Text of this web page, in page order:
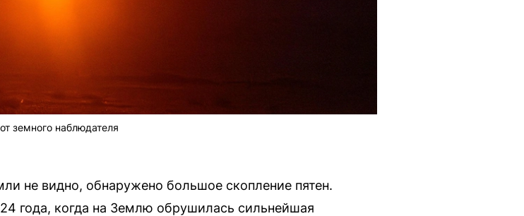
земного наблюдателя
не видно, обнаружено большое скопление пятен.
года, когда на Землю обрушилась сильнейшая